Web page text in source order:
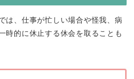
は、仕事が忙しい場合や怪我、病
時的に休止する休会を取ることも